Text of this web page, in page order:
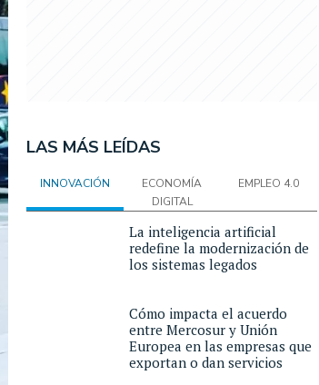
LAS MÁS LEÍDAS
INNOVACIÓN
ECONOMÍA
DIGITAL
EMPLEO 4.0
La inteligencia artificial
redefine la modernización de
los sistemas legados
Cómo impacta el acuerdo
entre Mercosur y Unión
Europea en las empresas que
exportan o dan servicios